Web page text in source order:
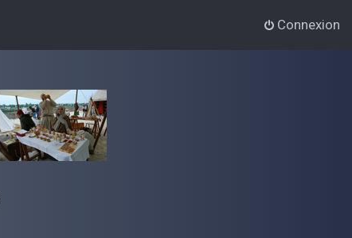
Connexion